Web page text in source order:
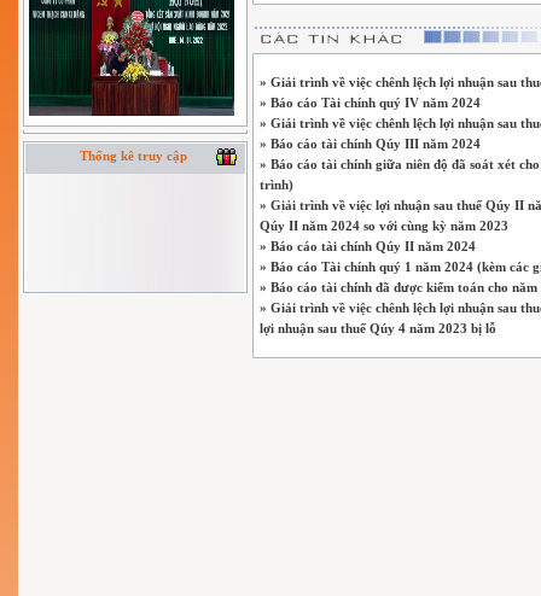
Thống kê truy cập
» Giải trình về việc chênh lệch lợi nhuận sau
» Báo cáo Tài chính quý IV năm 2024
» Giải trình về việc chênh lệch lợi nhuận sau
» Báo cáo tài chính Qúy III năm 2024
» Báo cáo tài chính giữa niên độ đã soát xét
trình)
» Giải trình về việc lợi nhuận sau thuế Qúy II
Qúy II năm 2024 so với cùng kỳ năm 2023
» Báo cáo tài chính Qúy II năm 2024
» Báo cáo Tài chính quý 1 năm 2024 (kèm các
» Báo cáo tài chính đã được kiểm toán cho
» Giải trình về việc chênh lệch lợi nhuận sau
lợi nhuận sau thuế Qúy 4 năm 2023 bị lỗ